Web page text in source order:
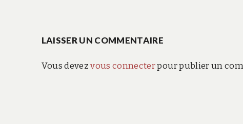
l’article
LAISSER UN COMMENTAIRE
Vous devezvous connecterpour publier un